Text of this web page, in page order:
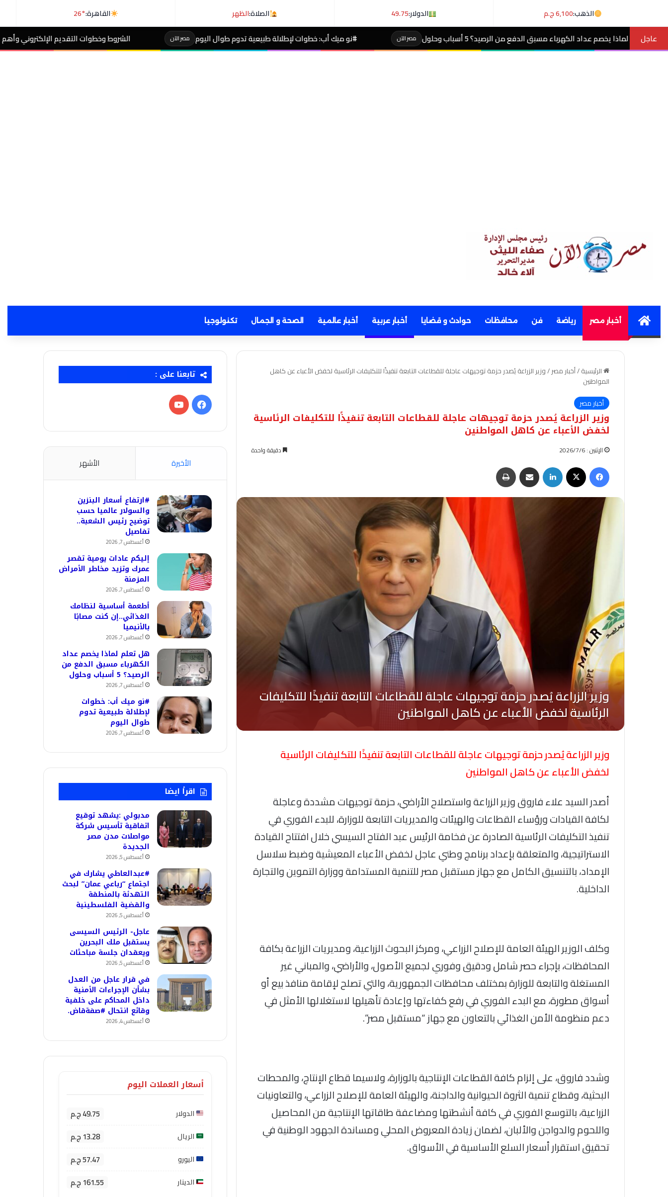
الذهب:6,100 ج.م الدولار:49.75 الصلاة:الظهر القاهرة:26°
عاجل
عداد الكهرباء مسبق الدفع من الرصيد؟ 5 أسباب وحلول مصر الآن #نو ميك أب: خطوات لإطلالة طبيعية تدوم طوال اليوم مصر الآن الشروط وخطوات التقديم الإلكتروني وأهم الضوابط..إضافة
Homeأخبار مصر رياضة فن محافظات حوادث و قضايا أخبار عربية أخبار عالمية الصحة و الجمال تكنولوجيا
الرئيسية/أخبار مصر/وزير الزراعة يُصدر حزمة توجيهات عاجلة للقطاعات التابعة تنفيذًا للتكليفات الرئاسية لخفض الأعباء عن كاهل
المواطنين
أخبار مصر
وزير الزراعة يُصدر حزمة توجيهات عاجلة للقطاعات التابعة تنفيذًا للتكليفات الرئاسية
لخفض الأعباء عن كاهل المواطنين
الإثنين : 2026/7/6 دقيقة واحدة
فيسبوك لينكدإن مشاركة عبر البريد
وزير الزراعة يُصدر حزمة توجيهات عاجلة للقطاعات التابعة تنفيذًا للتكليفات الرئاسية
لخفض الأعباء عن كاهل المواطنين
أصدر السيد علاء فاروق وزير الزراعة واستصلاح الأراضي، حزمة توجيهات مشددة وعاجلة
لكافة القيادات ورؤساء القطاعات والهيئات والمديريات التابعة للوزارة، للبدء الفوري في
تنفيذ التكليفات الرئاسية الصادرة عن فخامة الرئيس عبد الفتاح السيسي خلال افتتاح القيادة
الاستراتيجية، والمتعلقة بإعداد برنامج وطني عاجل لخفض الأعباء المعيشية وضبط سلاسل
الإمداد، بالتنسيق الكامل مع جهاز مستقبل مصر للتنمية المستدامة ووزارة التموين والتجارة
الداخلية.
وكلف الوزير الهيئة العامة للإصلاح الزراعي، ومركز البحوث الزراعية، ومديريات الزراعة بكافة
المحافظات، بإجراء حصر شامل ودقيق وفوري لجميع الأصول، والأراضي، والمباني غير
المستغلة والتابعة للوزارة بمختلف محافظات الجمهورية، والتي تصلح لإقامة منافذ بيع أو
أسواق مطورة، مع البدء الفوري في رفع كفاءتها وإعادة تأهيلها لاستغلالها الأمثل في
دعم منظومة الأمن الغذائي بالتعاون مع جهاز “مستقبل مصر”.
وشدد فاروق، على إلزام كافة القطاعات الإنتاجية بالوزارة، ولاسيما قطاع الإنتاج، والمحطات
البحثية، وقطاع تنمية الثروة الحيوانية والداجنة، والهيئة العامة للإصلاح الزراعي، والتعاونيات
الزراعية، بالتوسع الفوري في كافة أنشطتها ومضاعفة طاقاتها الإنتاجية من المحاصيل
واللحوم والدواجن والألبان، لضمان زيادة المعروض المحلي ومساندة الجهود الوطنية في
تحقيق استقرار أسعار السلع الأساسية في الأسواق.
تابعنا على :
فيسبوك‫YouTube
الأخيرة الأشهر
#ارتفاع أسعار البنزين
والسولار عالميا حسب
توضيح رئيس الشعبة..
تفاصيل
أغسطس 7, 2026
إليكم عادات يومية تقصر
عمرك وتزيد مخاطر الأمراض
المزمنة
أغسطس 7, 2026
أطعمة أساسية لنظامك
الغذائي..إن كنت مصابًا
بالأنيميا
أغسطس 7, 2026
هل تعلم لماذا يخصم عداد
الكهرباء مسبق الدفع من
الرصيد؟ 5 أسباب وحلول
أغسطس 7, 2026
#نو ميك أب: خطوات
لإطلالة طبيعية تدوم
طوال اليوم
أغسطس 7, 2026
اقرأ ايضا
مدبولي :يشهد توقيع
اتفاقية تأسيس شركة
مواصلات مدن مصر
الجديدة
أغسطس 5, 2026
#عبدالعاطي يشارك في
اجتماع “رباعي عمان” لبحث
التهدئة بالمنطقة
والقضية الفلسطينية
أغسطس 5, 2026
عاجل- الرئيس السيسى
يستقبل ملك البحرين
ويعقدان جلسة مباحثات
أغسطس 5, 2026
في قرار عاجل من العدل
بشأن الإجراءات الأمنية
داخل المحاكم على خلفية
وقائع انتحال #صفةقاض.
أغسطس 4, 2026
أسعار العملات اليوم
الدولار 49.75 ج.م
الريال 13.28 ج.م
اليورو 57.47 ج.م
الدينار 161.55 ج.م